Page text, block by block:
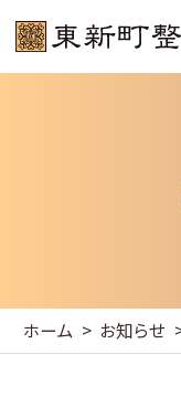
ホーム お知らせ